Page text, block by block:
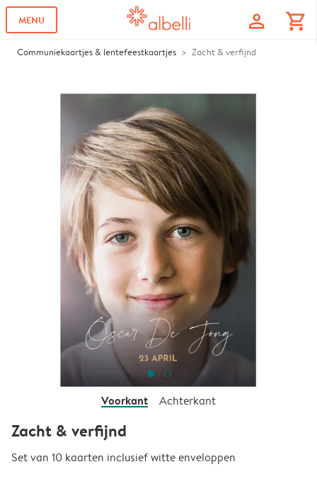
MENU profile shopping_cart
Communiekaartjes & lentefeestkaartjes Zacht & verfijnd
Voorkant Achterkant
Zacht & verfijnd
Set van 10 kaarten inclusief witte enveloppen